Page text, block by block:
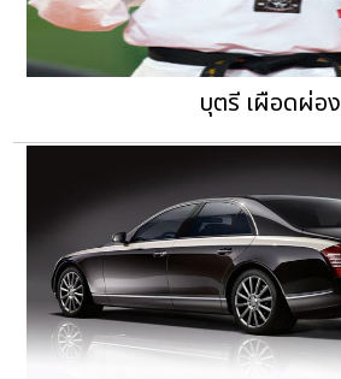
บุตรี เผือดผ่อง